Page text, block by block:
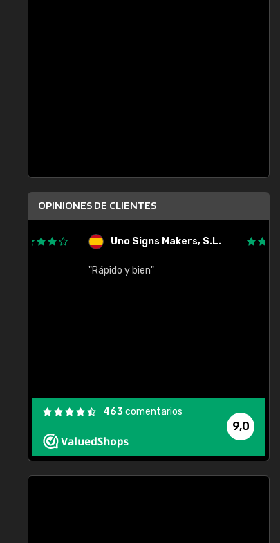
OPINIONES DE CLIENTES
Uno Signs Makers, S.L.
"Rápido y bien"
9,0
463comentarios